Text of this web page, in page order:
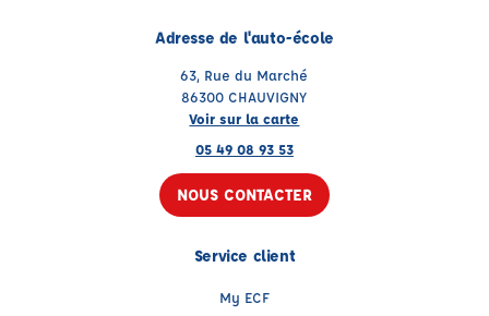
Adresse de l'auto-école
63, Rue du Marché
86300 CHAUVIGNY
Voir sur la carte
05 49 08 93 53
NOUS CONTACTER
Service client
My ECF